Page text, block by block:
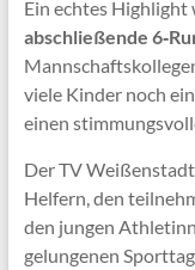
Ein echtes Highlight
abschließende
viele Kinder noch
einen
Der TV
Helfern, den
den jungen
gelungenen